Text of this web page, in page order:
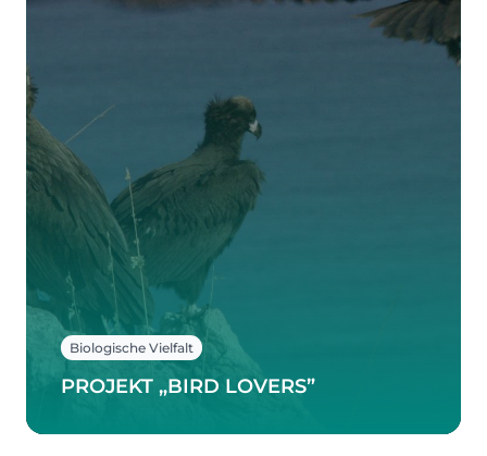
Biologische Vielfalt
PROJEKT „BIRD LOVERS”